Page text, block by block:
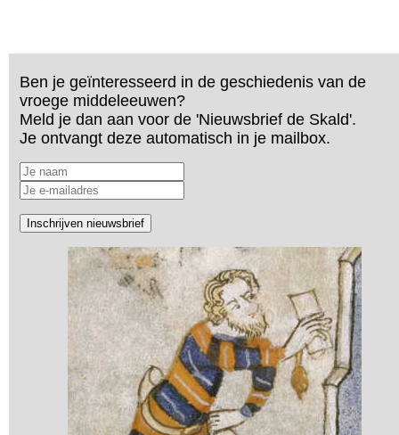
Ben je geïnteresseerd in de geschiedenis van de
vroege middeleeuwen?
Meld je dan aan voor de 'Nieuwsbrief de Skald'.
Je ontvangt deze automatisch in je mailbox.
Inschrijven nieuwsbrief